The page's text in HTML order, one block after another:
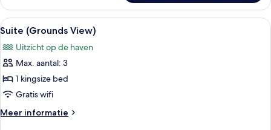
Gym
Access)
laden
kamer,
kingsize
(Old
Port
Spa
and
Access)
Alle
foto's
voor
Suite
(Grounds
View)
laden
Luxe beddengoed, pillowtop-
4
Suite (Grounds View)
Uitzicht op de haven
Max. aantal: 3
1 kingsize bed
Gratis wifi
Meer informatie
Meer